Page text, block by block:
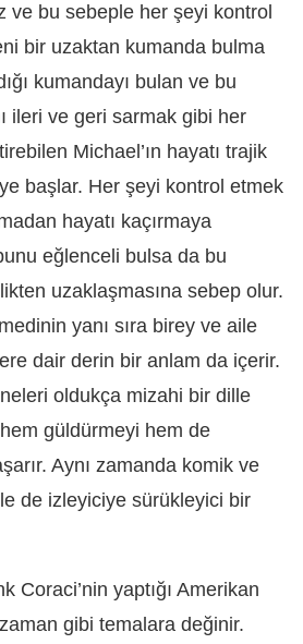
ve bu sebeple her şeyi kontrol
bir uzaktan kumanda bulma
kumandayı bulan ve bu
ileri ve geri sarmak gibi her
Michael’ın hayatı trajik
başlar. Her şeyi kontrol etmek
hayatı kaçırmaya
eğlenceli bulsa da bu
uzaklaşmasına sebep olur.
yanı sıra birey ve aile
dair derin bir anlam da içerir.
oldukça mizahi bir dille
güldürmeyi hem de
Aynı zamanda komik ve
de izleyiciye sürükleyici bir
Coraci’nin yaptığı Amerikan
gibi temalara değinir.